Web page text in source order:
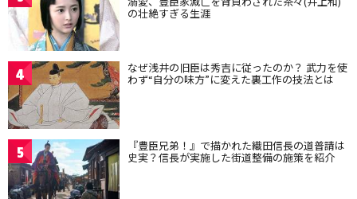
の壮絶すぎる生涯
4 なぜ浅井の旧臣は秀吉に従ったのか？ 武力を使
わず“自分の味方”に変えた裏工作の技法とは
5 『豊臣兄弟！』で描かれた織田信長の道普請は
史実？信長が実施した街道整備の施策を紹介